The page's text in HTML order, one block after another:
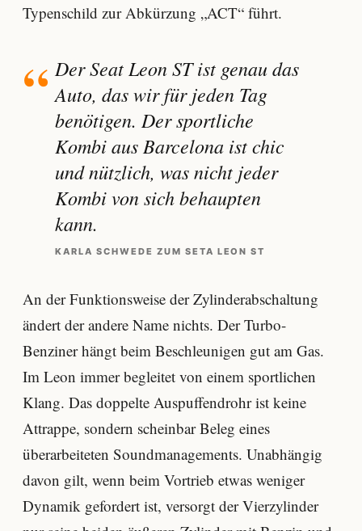
Typenschild zur Abkürzung „ACT“ führt.
Der Seat Leon ST ist genau das
Auto, das wir für jeden Tag
benötigen. Der sportliche
Kombi aus Barcelona ist chic
und nützlich, was nicht jeder
Kombi von sich behaupten
kann.
KARLA SCHWEDE ZUM SETA LEON ST
An der Funktionsweise der Zylinderabschaltung
ändert der andere Name nichts. Der Turbo-
Benziner hängt beim Beschleunigen gut am Gas.
Im Leon immer begleitet von einem sportlichen
Klang. Das doppelte Auspuffendrohr ist keine
Attrappe, sondern scheinbar Beleg eines
überarbeiteten Soundmanagements. Unabhängig
davon gilt, wenn beim Vortrieb etwas weniger
Dynamik gefordert ist, versorgt der Vierzylinder